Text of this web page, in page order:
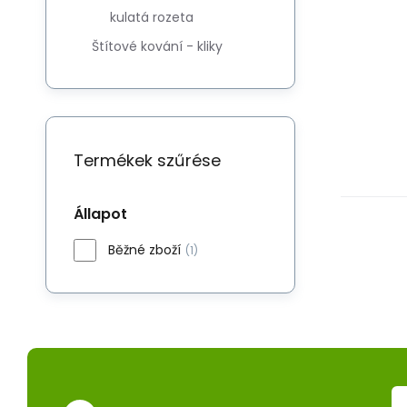
kulatá rozeta
Štítové kování - kliky
Termékek szűrése
Állapot
Běžné zboží (1)